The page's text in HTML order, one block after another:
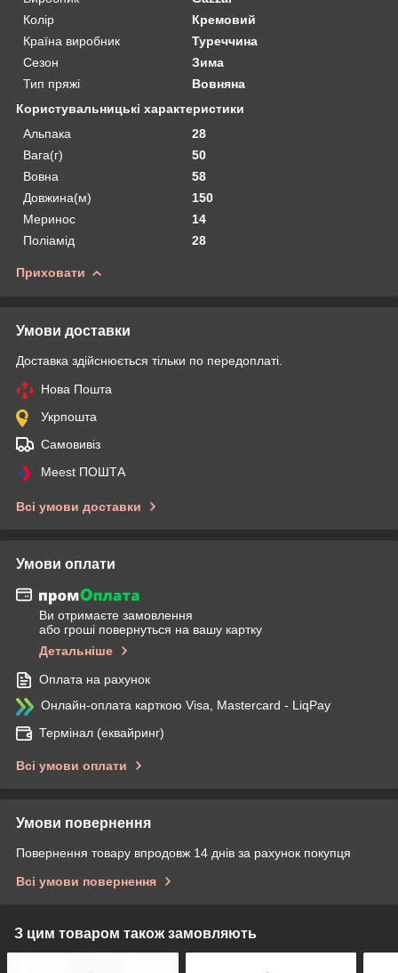
Колір
Кремовий
Країна виробник
Туреччина
Сезон
Зима
Тип пряжі
Вовняна
Користувальницькі характеристики
Альпака
28
Вага(г)
50
Вовна
58
Довжина(м)
150
Меринос
14
Поліамід
28
Приховати
Умови доставки
Доставка здійснюється тільки по передоплаті.
Нова Пошта
Укрпошта
Самовивіз
Meest ПОШТА
Всі умови доставки
Умови оплати
Ви отримаєте замовлення
або гроші повернуться на вашу картку
Детальніше
Оплата на рахунок
Онлайн-оплата карткою Visa, Mastercard - LiqPay
Термінал (еквайринг)
Всі умови оплати
Умови повернення
Повернення товару впродовж 14 днів за рахунок покупця
Всі умови повернення
З цим товаром також замовляють